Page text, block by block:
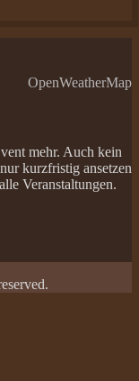
OpenWeatherMap
mehr. Auch kein
kurzfristig ansetzen
Veranstaltungen.